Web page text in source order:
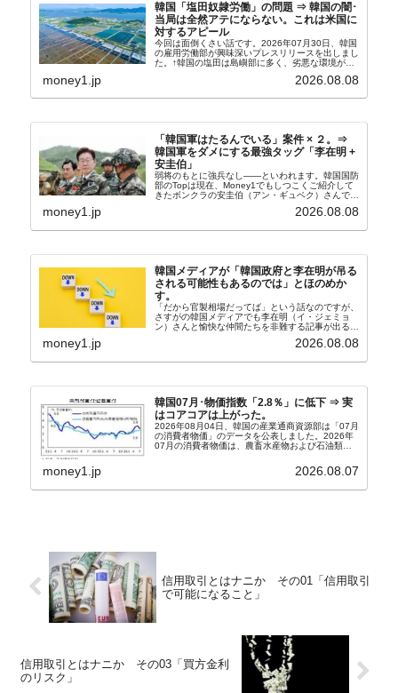
韓国「塩田奴隷労働」の問題 ⇒ 韓国の闇･
当局は全然アテにならない。これは米国に
対するアピール
今回は面倒くさい話です。2026年07月30日、韓国
の雇用労働部が興味深いプレスリリースを出しまし
た。↑韓国の塩田は島嶼部に多く、劣悪な環境が一
たといわれます（後述）。これは、いわゆる「塩田
money1.jp 2026.08.08
「韓国軍はたるんでいる」案件 × ２。⇒
韓国軍をダメにする最強タッグ「李在明 +
安圭伯」
弱将のもとに強兵なし――といわれます。韓国国防
部のTopは現在、Money1でもしつこくご紹介して
きたボンクラの安圭伯（アン・ギュベク）さんで
さんと「韓国初の文官上がり」の国防部長官安圭伯
money1.jp 2026.08.08
韓国メディアが「韓国政府と李在明が吊る
される可能性もあるのでは」とほのめか
す。
「だから官製相場だってば」という話なのですが、
さすがの韓国メディアでも李在明（イ・ジェミョ
ン）さんと愉快な仲間たちを非難する記事が出るよ
『朝鮮日報』に面白い記事が出ています。「東西南
money1.jp 2026.08.08
韓国07月･物価指数「2.8％」に低下 ⇒ 実
はコアコアは上がった。
2026年08月04日、韓国の産業通商資源部は「07月
の消費者物価」のデータを公表しました。2026年
07月の消費者物価は、農畜水産物および石油類の
2.8％上昇（06月は3.2％）となり、上昇率は前...
money1.jp 2026.08.07
信用取引とはナニか その01「信用取引
で可能になること」
信用取引とはナニか その03「買方金利
のリスク」